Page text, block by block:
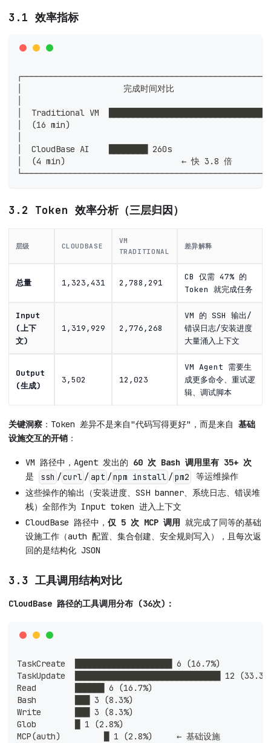
3.1 效率指标
│                     完成时间对比
│  Traditional VM
│  (16 min)
│  CloudBase AI    ████████ 260s
│  (4 min)                        ← 快 3.8 倍
3.2 Token 效率分析（三层归因）
层级 CLOUDBASE
VM
TRADITIONAL
差异解释
总量 1,323,431 2,788,291
CB 仅需 47% 的
Token 就完成任务
Input
(上下
文)
1,319,929 2,776,268
VM 的 SSH 输出/
错误日志/安装进度
大量涌入上下文
Output
(生成)
3,502 12,023
VM Agent 需要生
成更多命令、重试逻
辑、调试脚本
关键洞察 ：Token 差异不是来自"代码写得更好"，而是来自 基础
设施交互的开销 ：
VM 路径中，Agent 发出的 60 次 Bash 调用里有 35+ 次
是
ssh /curl /apt /npm install /pm2
等运维操作
这些操作的输出（安装进度、SSH banner、系统日志、错误堆
栈）全部作为 Input token 进入上下文
CloudBase 路径中， 仅 5 次 MCP 调用 就完成了同等的基础
设施工作（auth 配置、集合创建、安全规则写入），且每次返
回的是结构化 JSON
3.3 工具调用结构对比
CloudBase 路径的工具调用分布 (36次)：
TaskCreate  ████████████████████ 6 (16.7%)
TaskUpdate  ██████████████████████████████ 12
Read        ██████ 6 (16.7%)
Bash        ███ 3 (8.3%)
Write       ███ 3 (8.3%)
Glob        █ 1 (2.8%)
MCP(auth)         █ 1 (2.8%)     ← 基础设施